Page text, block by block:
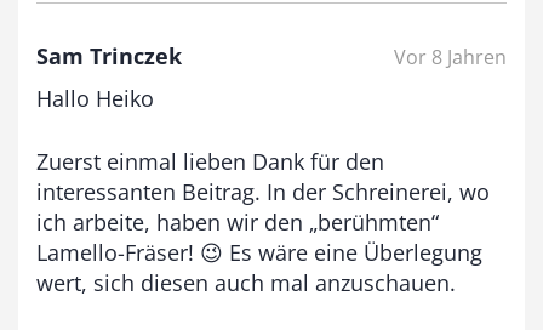
Sam Trinczek Vor 8 Jahren
Hallo Heiko
Zuerst einmal lieben Dank für den
interessanten Beitrag. In der Schreinerei, wo
ich arbeite, haben wir den „berühmten“
Lamello-Fräser! 😉 Es wäre eine Überlegung
wert, sich diesen auch mal anzuschauen.